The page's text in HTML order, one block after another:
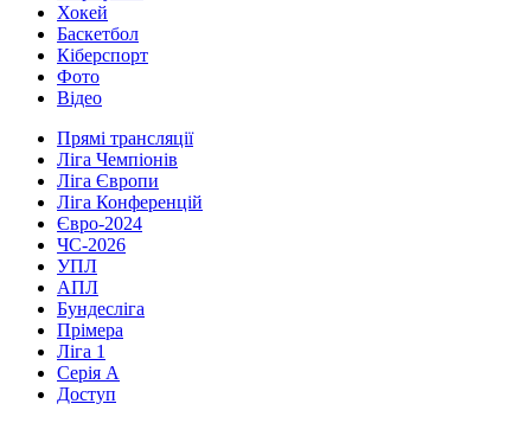
Хокей
Баскетбол
Кіберспорт
Фото
Відео
Прямі трансляції
Ліга Чемпіонів
Ліга Європи
Ліга Конференцій
Євро-2024
ЧС-2026
УПЛ
АПЛ
Бундесліга
Прімера
Ліга 1
Серія А
Доступ